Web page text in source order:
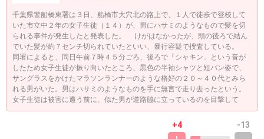
千葉県警船橋東署は３日、船橋市大穴北の路上で、１人で徒歩で登校して
いた市立中２年の女子生徒（１４）が、男にハサミのようなもので髪を切
られる事件が発生したと発表した。 けがはなかったが、頭の後ろで結ん
でいた髪が約７センチ切られていたといい、暴行容疑で捜査している。
同署によると、同日午前７時４５分ごろ、後ろで「シャキン」という音が
したため女子生徒が振り向いたところ、黒色の半袖シャツと短パン姿で、
サングラスをかけたマラソンランナーのような格好の２０～４０代とみら
れる男がいた。男はハサミのようなものを手に無言で走り去ったという。
女子生徒は被害に遭う前に、似た男が道路脇に立っているのを目撃して
+4 -13